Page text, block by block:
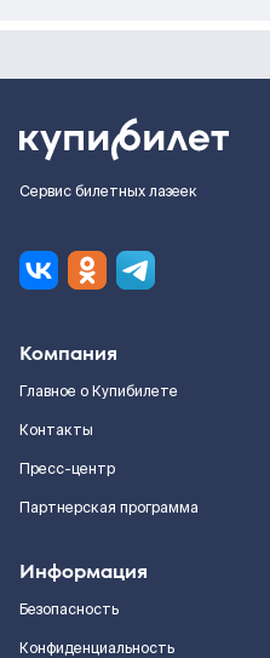
Сервис билетных лазеек
Компания
Главное о Купибилете
Контакты
Пресс-центр
Партнерская программа
Информация
Безопасность
Конфиденциальность